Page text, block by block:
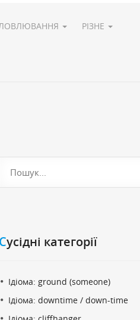
РІЗНЕ
Cусідні категорії
Ідіома: ground (someone)
Ідіома: downtime / down-time